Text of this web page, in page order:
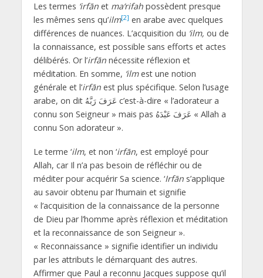
Les termes ‘irfānet ma‘rifahpossèdent presque
les mêmes sens qu’ilm[2] en arabe avec quelques
différences de nuances. L’acquisition du ‘ilm, ou de
la connaissance, est possible sans efforts et actes
délibérés. Or l’irfānnécessite réflexion et
méditation. En somme, ‘ilmest une notion
générale et l’irfānest plus spécifique. Selon l’usage
arabe, on dit عَرَفَ رَبَّهُ c’est-à-dire « l’adorateur a
connu son Seigneur » mais pas عَرَفَ عَبْدَهُ « Allah a
connu Son adorateur ».
Le terme ‘ilm, et non ‘irfān, est employé pour
Allah, car Il n’a pas besoin de réfléchir ou de
méditer pour acquérir Sa science. ‘Irfāns’applique
au savoir obtenu par l’humain et signifie
« l’acquisition de la connaissance de la personne
de Dieu par l’homme après réflexion et méditation
et la reconnaissance de son Seigneur ».
« Reconnaissance » signifie identifier un individu
par les attributs le démarquant des autres.
Affirmer que Paul a reconnu Jacques suppose qu’il